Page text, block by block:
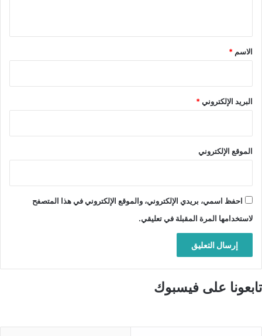
*
الاسم *
البريد الإلكتروني*
الموقع الإلكتروني
احفظ اسمي، بريدي الإلكتروني، والموقع الإلكتروني في هذا المتصفح
لاستخدامها المرة المقبلة في تعليقي.
تابعونا على فيسبوك